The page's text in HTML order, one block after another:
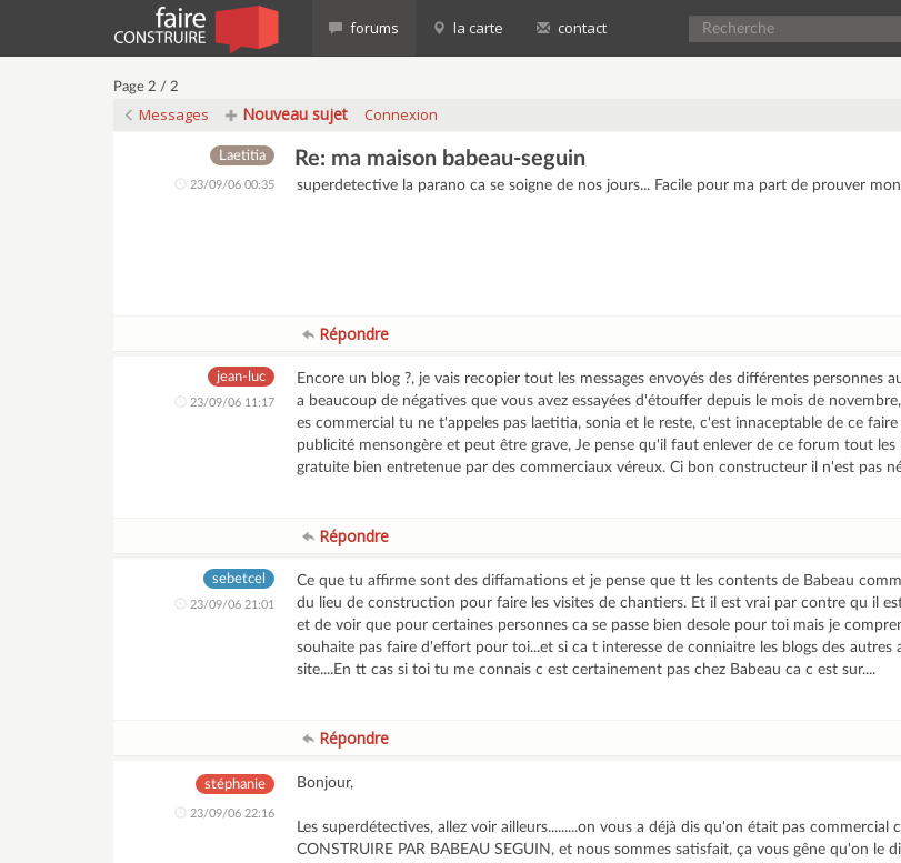
forums la carte contact
Page 2 / 2
Messages Nouveau sujet Connexion
Laetitia
23/09/06 00:35
Re: ma maison babeau-seguin
superdetective la parano ca se soigne de nos jours... Facile pour ma part de prouver
Répondre
jean-luc
23/09/06 11:17
Encore un blog ?, je vais recopier tout les messages envoyés des différentes personnes
a beaucoup de négatives que vous avez essayées d'étouffer depuis le mois de
es commercial tu ne t'appeles pas laetitia, sonia et le reste, c'est innaceptable de ce
publicité mensongère et peut être grave, Je pense qu'il faut enlever de ce forum tout les
gratuite bien entretenue par des commerciaux véreux. Ci bon constructeur il n'est pas
Répondre
sebetcel
23/09/06 21:01
Ce que tu affirme sont des diffamations et je pense que tt les contents de Babeau
du lieu de construction pour faire les visites de chantiers. Et il est vrai par contre qu il
et de voir que pour certaines personnes ca se passe bien desole pour toi mais je
souhaite pas faire d'effort pour toi...et si ca t interesse de conniaitre les blogs des autres
site....En tt cas si toi tu me connais c est certainement pas chez Babeau ca c est sur....
Répondre
stéphanie
23/09/06 22:16
Bonjour,
Les superdétectives, allez voir ailleurs.........on vous a déjà dis qu'on était pas commercial
CONSTRUIRE PAR BABEAU SEGUIN, et nous sommes satisfait, ça vous gêne qu'on le